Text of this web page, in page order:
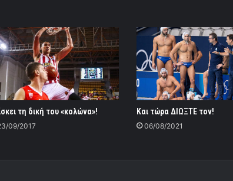
τη δική του «κολώνα»!
09/2017
Και τώρα ΔΙΩΞΤΕ τον!
06/08/2021